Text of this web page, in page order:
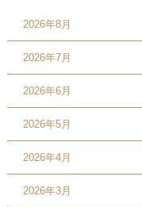
2026年8月
2026年7月
2026年6月
2026年5月
2026年4月
2026年3月